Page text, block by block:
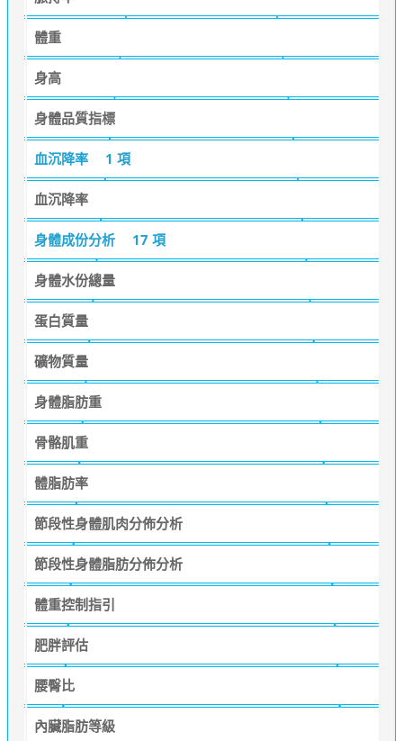
體重
身高
身體品質指標
血沉降率 1 項
血沉降率
身體成份分析 17 項
身體水份總量
蛋白質量
礦物質量
身體脂肪重
骨骼肌重
體脂肪率
節段性身體肌肉分佈分析
節段性身體脂肪分佈分析
體重控制指引
肥胖評估
腰臀比
內臟脂肪等級